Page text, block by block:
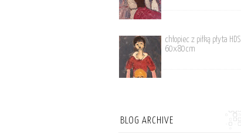
chłopiec z piłką płyta HDS
60x80cm
BLOG ARCHIVE